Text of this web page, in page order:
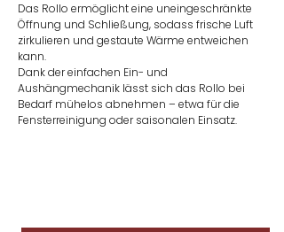
Das Rollo ermöglicht eine uneingeschränkte
Öffnung und Schließung, sodass frische Luft
zirkulieren und gestaute Wärme entweichen
kann.
Dank der einfachen Ein- und
Aushängmechanik lässt sich das Rollo bei
Bedarf mühelos abnehmen – etwa für die
Fensterreinigung oder saisonalen Einsatz.